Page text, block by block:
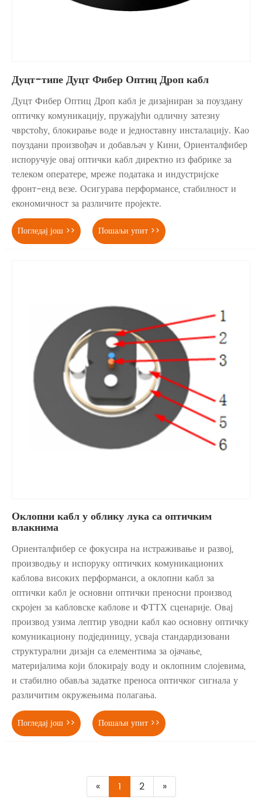
Дуцт-типе Дуцт Фибер Оптиц Дроп кабл
Дуцт Фибер Оптиц Дроп кабл је дизајниран за поуздану
оптичку комуникацију, пружајући одличну затезну
чврстоћу, блокирање воде и једноставну инсталацију. Као
поуздани произвођач и добављач у Кини, Ориенталфибер
испоручује овај оптички кабл директно из фабрике за
телеком оператере, мреже података и индустријске
фронт-енд везе. Осигурава перформансе, стабилност и
економичност за различите пројекте.
Погледај још >> Пошаљи упит >>
Оклопни кабл у облику лука са оптичким
влакнима
Ориенталфибер се фокусира на истраживање и развој,
производњу и испоруку оптичких комуникационих
каблова високих перформанси, а оклопни кабл за
оптички кабл је основни оптички преносни производ
скројен за кабловске каблове и ФТТХ сценарије. Овај
производ узима лептир уводни кабл као основну оптичку
комуникациону подјединицу, усваја стандардизовани
структурални дизајн са елементима за ојачање,
материјалима који блокирају воду и оклопним слојевима,
и стабилно обавља задатке преноса оптичког сигнала у
различитим окружењима полагања.
Погледај још >> Пошаљи упит >>
« 1 2 »